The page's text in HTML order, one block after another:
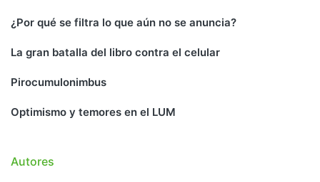
¿Por qué se filtra lo que aún no se anuncia?
La gran batalla del libro contra el celular
Pirocumulonimbus
Optimismo y temores en el LUM
Autores